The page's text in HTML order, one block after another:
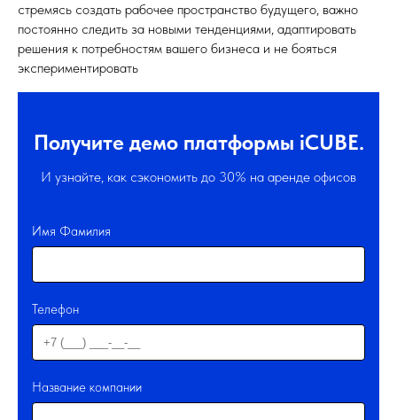
стремясь создать рабочее пространство будущего, важно
постоянно следить за новыми тенденциями, адаптировать
решения к потребностям вашего бизнеса и не бояться
экспериментировать
Получите демо платформы iCUBE.
И узнайте, как сэкономить до 30% на аренде офисов
Имя Фамилия
Телефон
Название компании